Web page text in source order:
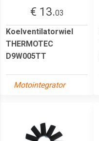
€ 13.03
Koelventilatorwiel
THERMOTEC
D9W005TT
Motointegrator